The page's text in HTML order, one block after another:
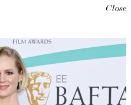
Close